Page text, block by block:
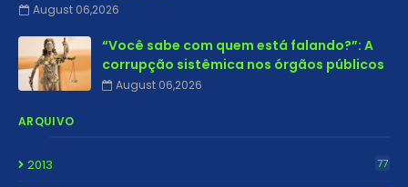
August 06,2026
“Você sabe com quem está falando?”: A
corrupção sistêmica nos órgãos públicos
August 06,2026
ARQUIVO
2013 77